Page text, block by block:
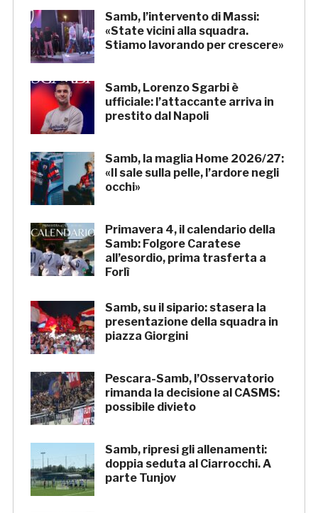
Samb, l’intervento di Massi:
«State vicini alla squadra.
Stiamo lavorando per crescere»
Samb, Lorenzo Sgarbi è
ufficiale: l’attaccante arriva in
prestito dal Napoli
Samb, la maglia Home 2026/27:
«Il sale sulla pelle, l’ardore negli
occhi»
Primavera 4, il calendario della
Samb: Folgore Caratese
all’esordio, prima trasferta a
Forlì
Samb, su il sipario: stasera la
presentazione della squadra in
piazza Giorgini
Pescara-Samb, l’Osservatorio
rimanda la decisione al CASMS:
possibile divieto
Samb, ripresi gli allenamenti:
doppia seduta al Ciarrocchi. A
parte Tunjov